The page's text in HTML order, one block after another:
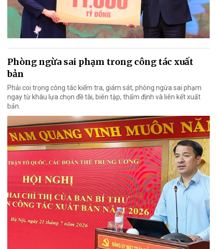
Phòng ngừa sai phạm trong công tác xuất
bản
Phải coi trọng công tác kiểm tra, giám sát, phòng ngừa sai phạm
ngay từ khâu lựa chọn đề tài, biên tập, thẩm định và liên kết xuất
bản.